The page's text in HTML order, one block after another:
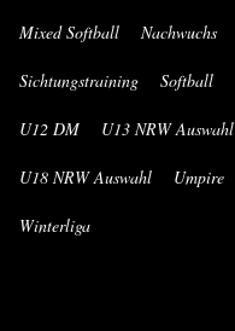
Mixed Softball Nachwuchs
Sichtungstraining Softball
U12 DM U13 NRW Auswahl
U18 NRW Auswahl Umpire
Winterliga